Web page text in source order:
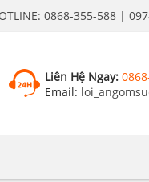
0868-355-588 |
Liên Hệ Ngay:
Email: